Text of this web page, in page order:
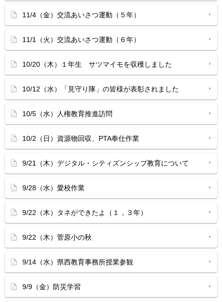
11/4（金）交流あいさつ運動（５年）
11/1（火）交流あいさつ運動（６年）
10/20（木）１年生 サツマイモを収穫しました
10/12（水）「見守り隊」の皆様が表彰されました
10/5（水）人権教育推進訪問
10/2（日）資源物回収、PTA奉仕作業
9/21（木）デジタル・シティズンシップ教育について
9/28（水）愛校作業
9/22（木）タネができたよ（１，３年）
9/22（木）菅原小の秋
9/14（水）県西教育事務所授業参観
9/9（金）防災学習